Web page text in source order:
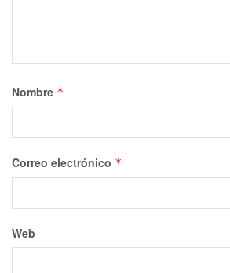
Nombre *
Correo electrónico *
Web